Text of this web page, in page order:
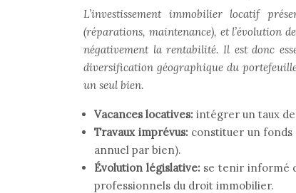
L’investissement immobilier locatif
(réparations, maintenance), et l’évolution
négativement la rentabilité. Il est donc
diversification géographique du
un seul bien.
Vacances locatives: intégrer un taux de
Travaux imprévus: constituer un fonds
annuel par bien).
Évolution législative: se tenir informé
professionnels du droit immobilier.